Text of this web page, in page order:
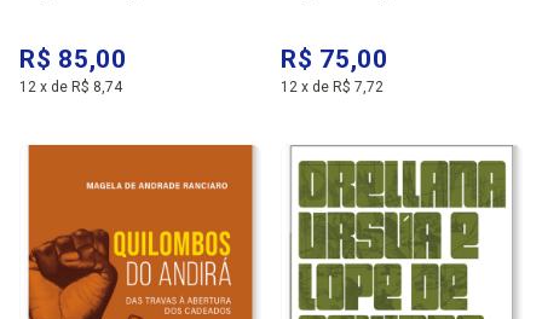
R$ 85,00
12 x de R$ 8,74
R$ 75,00
12 x de R$ 7,72